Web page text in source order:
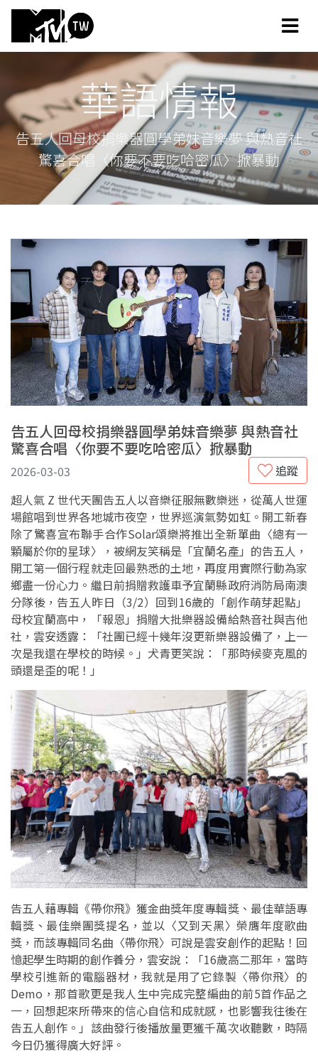
華語情報
告五人回母校捐樂器圓學弟妹音樂夢 與熱音社
驚喜合唱〈你要不要吃哈密瓜〉掀暴動
告五人回母校捐樂器圓學弟妹音樂夢 與熱音社
驚喜合唱〈你要不要吃哈密瓜〉掀暴動
追蹤
2026-03-03
超人氣 Z 世代天團告五人以音樂征服無數樂迷，從萬人世運
場館唱到世界各地城市夜空，世界巡演氣勢如虹。開工新春
除了驚喜宣布聯手合作Solar頌樂將推出全新單曲〈總有一
顆屬於你的星球〉，被網友笑稱是「宜蘭名產」的告五人，
開工第一個行程就走回最熟悉的土地，再度用實際行動為家
鄉盡一份心力。繼日前捐贈救護車予宜蘭縣政府消防局南澳
分隊後，告五人昨日（3/2）回到16歲的「創作萌芽起點」
母校宜蘭高中，「報恩」捐贈大批樂器設備給熱音社與吉他
社，雲安透露：「社團已經十幾年沒更新樂器設備了，上一
次是我還在學校的時候。」犬青更笑說：「那時候麥克風的
頭還是歪的呢！」
告五人藉專輯《帶你飛》獲金曲獎年度專輯獎、最佳華語專
輯獎、最佳樂團獎提名，並以〈又到天黑〉榮膺年度歌曲
獎，而該專輯同名曲〈帶你飛〉可說是雲安創作的起點！回
憶起學生時期的創作養分，雲安說：「16歲高二那年，當時
學校引進新的電腦器材，我就是用了它錄製〈帶你飛〉的
Demo，那首歌更是我人生中完成完整編曲的前5首作品之
一，回想起來所帶來的信心自信和成就感，也影響我往後在
告五人創作。」該曲發行後播放量更獲千萬次收聽數，時隔
今日仍獲得廣大好評。